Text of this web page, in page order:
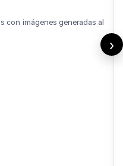
con imágenes generadas al
›